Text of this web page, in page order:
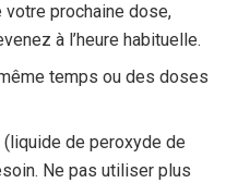
votre prochaine dose,
à l’heure habituelle.
temps ou des doses
de peroxyde de
Ne pas utiliser plus